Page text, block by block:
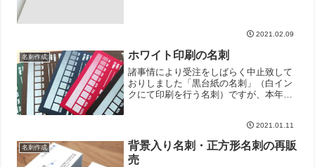
2021.02.09
名刺作成 ホワイト印刷の名刺
諸事情により受注をしばらく中止致して
おりしました「黒台紙の名刺」（白イン
クにて印刷を行う名刺）ですが、本年よ
ていただきます！納期は印刷のご許可よ
り4～5日と、少しお時...
2021.01.11
名刺作成
背景入り名刺・正方形名刺の再販
売